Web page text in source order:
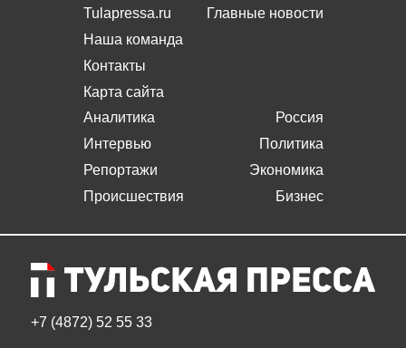
Tulapressa.ru
Наша команда
Контакты
Карта сайта
Главные новости
Аналитика
Интервью
Репортажи
Происшествия
Россия
Политика
Экономика
Бизнес
+7 (4872) 52 55 33